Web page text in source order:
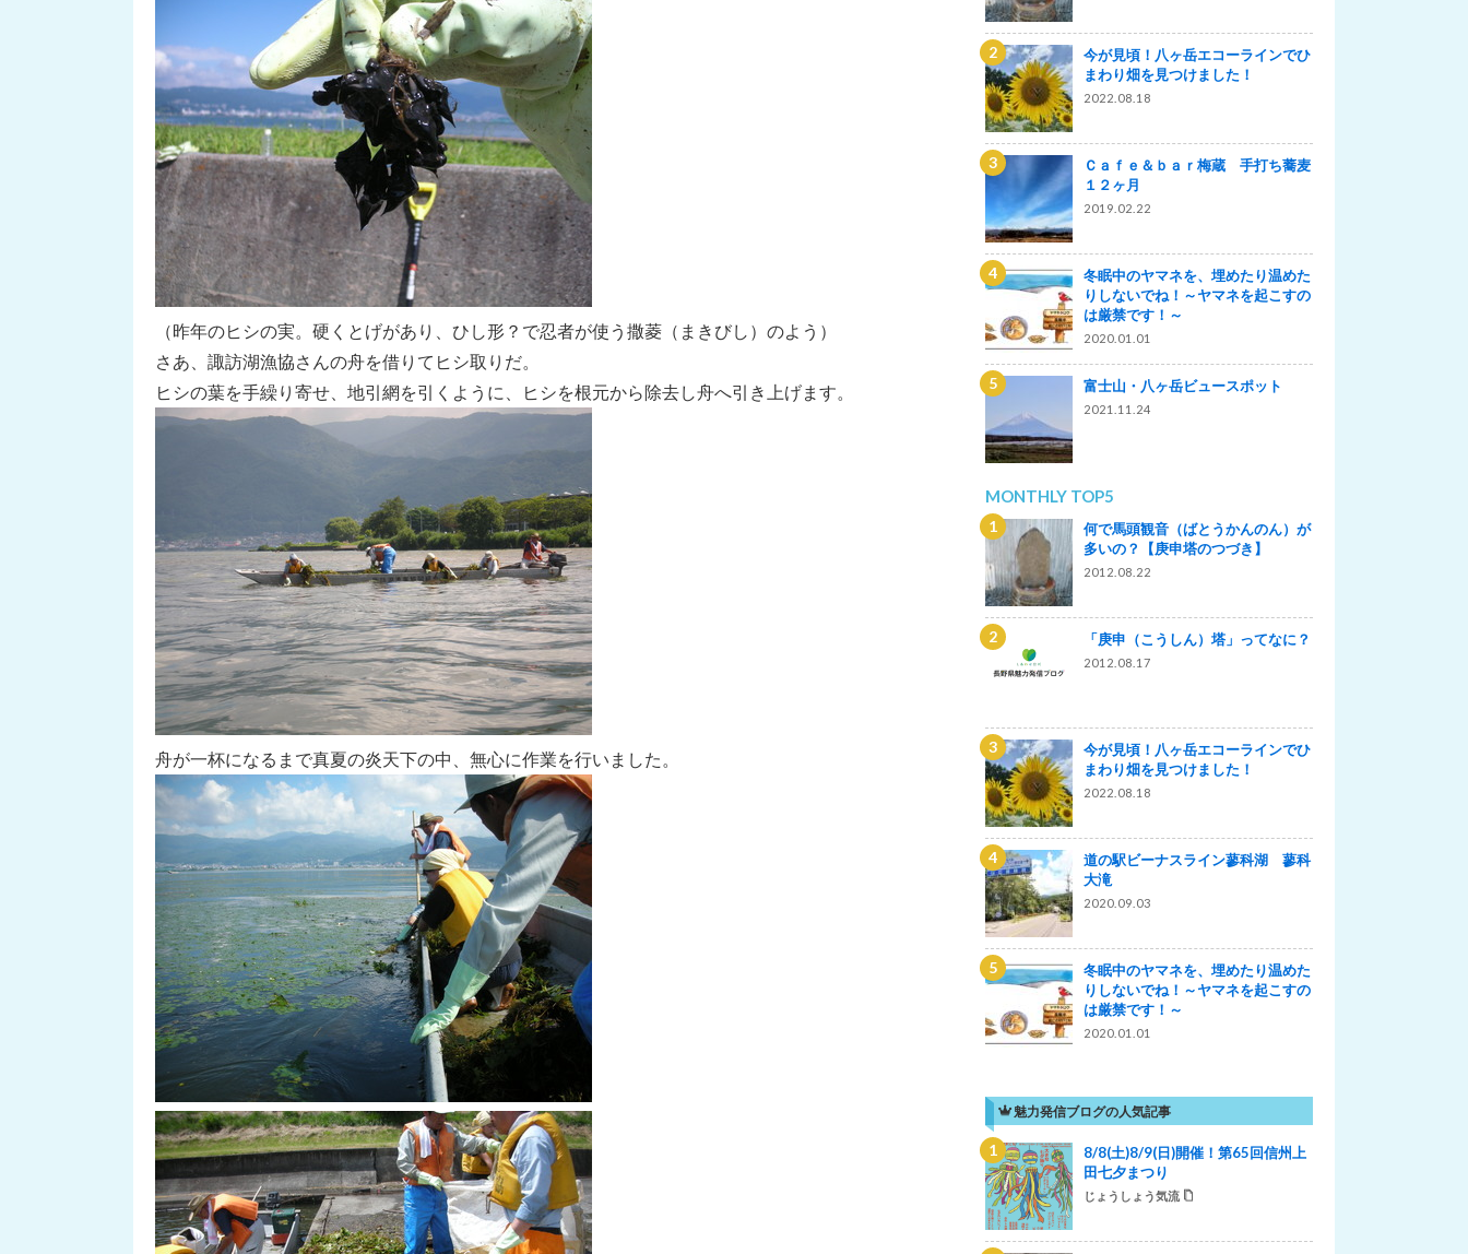
（昨年のヒシの実。硬くとげがあり、ひし形？で忍者が使う撒菱（まきびし）のよう）
さあ、諏訪湖漁協さんの舟を借りてヒシ取りだ。
ヒシの葉を手繰り寄せ、地引網を引くように、ヒシを根元から除去し舟へ引き上げます。
舟が一杯になるまで真夏の炎天下の中、無心に作業を行いました。
今が見頃！八ヶ岳エコーラインでひ
まわり畑を見つけました！
2022.08.18
Ｃａｆｅ＆ｂａｒ梅蔵 手打ち蕎麦
１２ヶ月
2019.02.22
冬眠中のヤマネを、埋めたり温めた
りしないでね！～ヤマネを起こすの
は厳禁です！～
2020.01.01
富士山・八ヶ岳ビュースポット
2021.11.24
MONTHLY TOP5
何で馬頭観音（ばとうかんのん）が
多いの？【庚申塔のつづき】
2012.08.22
「庚申（こうしん）塔」ってなに？
2012.08.17
今が見頃！八ヶ岳エコーラインでひ
まわり畑を見つけました！
2022.08.18
道の駅ビーナスライン蓼科湖 蓼科
大滝
2020.09.03
冬眠中のヤマネを、埋めたり温めた
りしないでね！～ヤマネを起こすの
は厳禁です！～
2020.01.01
魅力発信ブログの人気記事
8/8(土)8/9(日)開催！第65回信州上
田七夕まつり
じょうしょう気流